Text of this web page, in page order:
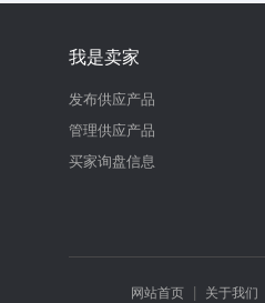
我是卖家
发布供应产品
管理供应产品
买家询盘信息
网站首页| 关于我们